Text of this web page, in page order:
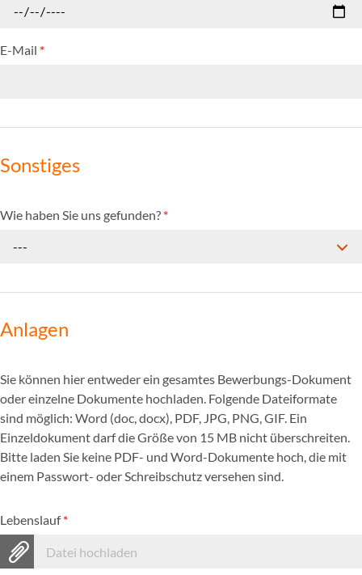
E-Mail *
Sonstiges
Wie haben Sie uns gefunden? *
---
Anlagen
Sie können hier entweder ein gesamtes Bewerbungs-Dokument
oder einzelne Dokumente hochladen. Folgende Dateiformate
sind möglich: Word (doc, docx), PDF, JPG, PNG, GIF. Ein
Einzeldokument darf die Größe von 15 MB nicht überschreiten.
Bitte laden Sie keine PDF- und Word-Dokumente hoch, die mit
einem Passwort- oder Schreibschutz versehen sind.
Lebenslauf*
Datei hochladen